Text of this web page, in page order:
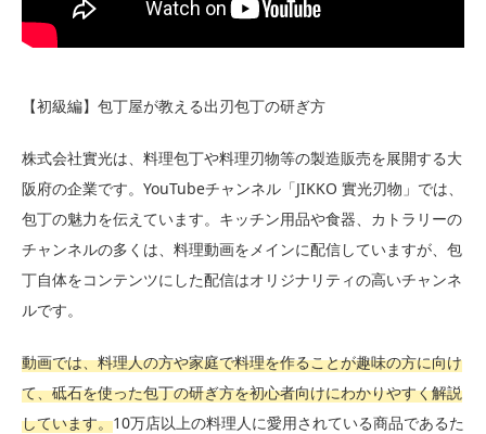
【初級編】包丁屋が教える出刃包丁の研ぎ方
株式会社實光は、料理包丁や料理刃物等の製造販売を展開する大
阪府の企業です。YouTubeチャンネル「JIKKO 實光刃物」では、
包丁の魅力を伝えています。キッチン用品や食器、カトラリーの
チャンネルの多くは、料理動画をメインに配信していますが、包
丁自体をコンテンツにした配信はオリジナリティの高いチャンネ
ルです。
動画では、料理人の方や家庭で料理を作ることが趣味の方に向け
て、砥石を使った包丁の研ぎ方を初心者向けにわかりやすく解説
しています。10万店以上の料理人に愛用されている商品であるた